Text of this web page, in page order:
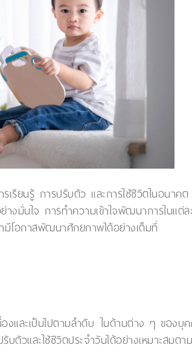
เรียนรู้ การปรับตัว และการใช้ชีวิตในอนา
มั่นใจ การทำความเข้าใจพัฒนาการในแต่
มีโอกาสพัฒนาศักยภาพได้อย่างเต็มที่
และเป็นไปตามลำดับ ในด้านต่าง ๆ ของบุ
และใช้ชีวิตประจำวันได้อย่างเหมาะสมต